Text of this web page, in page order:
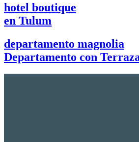
hotel boutique
en Tulum
departamento magnolia
Departamento con